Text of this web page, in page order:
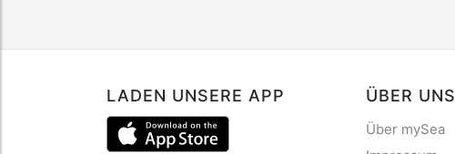
LADEN UNSERE APP ÜBER UNS
Über mySea